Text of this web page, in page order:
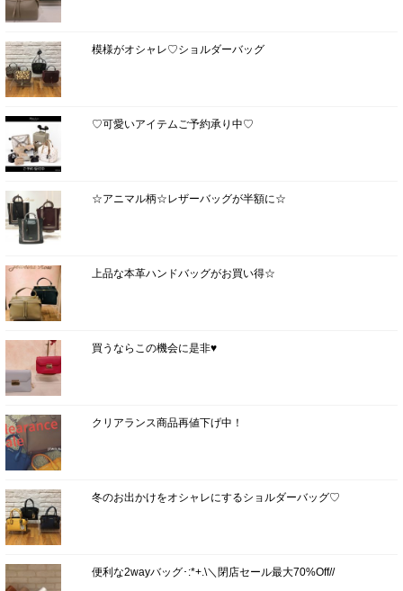
模様がオシャレ♡ショルダーバッグ
♡可愛いアイテムご予約承り中♡
☆アニマル柄☆レザーバッグが半額に☆
上品な本革ハンドバッグがお買い得☆
買うならこの機会に是非♥
クリアランス商品再値下げ中！
冬のお出かけをオシャレにするショルダーバッグ♡
便利な2wayバッグ･:*+.\＼閉店セール最大70%Off//